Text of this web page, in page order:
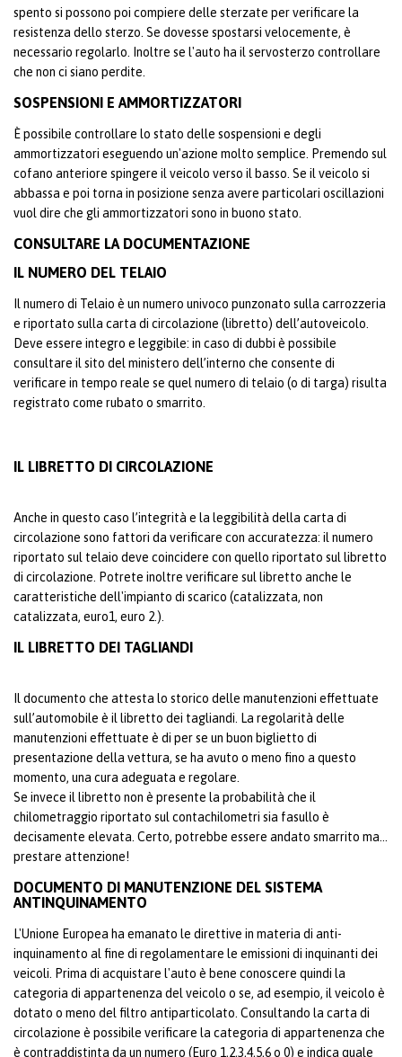
spento si possono poi compiere delle sterzate per verificare la
resistenza dello sterzo. Se dovesse spostarsi velocemente, è
necessario regolarlo. Inoltre se l'auto ha il servosterzo controllare
che non ci siano perdite.
SOSPENSIONI E AMMORTIZZATORI
È possibile controllare lo stato delle sospensioni e degli
ammortizzatori eseguendo un'azione molto semplice. Premendo sul
cofano anteriore spingere il veicolo verso il basso. Se il veicolo si
abbassa e poi torna in posizione senza avere particolari oscillazioni
vuol dire che gli ammortizzatori sono in buono stato.
CONSULTARE LA DOCUMENTAZIONE
IL NUMERO DEL TELAIO
Il numero di Telaio è un numero univoco punzonato sulla carrozzeria
e riportato sulla carta di circolazione (libretto) dell’autoveicolo.
Deve essere integro e leggibile: in caso di dubbi è possibile
consultare il sito del ministero dell’interno che consente di
verificare in tempo reale se quel numero di telaio (o di targa) risulta
registrato come rubato o smarrito.
IL LIBRETTO DI CIRCOLAZIONE
Anche in questo caso l’integrità e la leggibilità della carta di
circolazione sono fattori da verificare con accuratezza: il numero
riportato sul telaio deve coincidere con quello riportato sul libretto
di circolazione. Potrete inoltre verificare sul libretto anche le
caratteristiche dell'impianto di scarico (catalizzata, non
catalizzata, euro1, euro 2.).
IL LIBRETTO DEI TAGLIANDI
Il documento che attesta lo storico delle manutenzioni effettuate
sull’automobile è il libretto dei tagliandi. La regolarità delle
manutenzioni effettuate è di per se un buon biglietto di
presentazione della vettura, se ha avuto o meno fino a questo
momento, una cura adeguata e regolare.
Se invece il libretto non è presente la probabilità che il
chilometraggio riportato sul contachilometri sia fasullo è
decisamente elevata. Certo, potrebbe essere andato smarrito ma...
prestare attenzione!
DOCUMENTO DI MANUTENZIONE DEL SISTEMA
ANTINQUINAMENTO
L'Unione Europea ha emanato le direttive in materia di anti-
inquinamento al fine di regolamentare le emissioni di inquinanti dei
veicoli. Prima di acquistare l'auto è bene conoscere quindi la
categoria di appartenenza del veicolo o se, ad esempio, il veicolo è
dotato o meno del filtro antiparticolato. Consultando la carta di
circolazione è possibile verificare la categoria di appartenenza che
è contraddistinta da un numero (Euro 1,2,3,4,5,6 o 0) e indica quale